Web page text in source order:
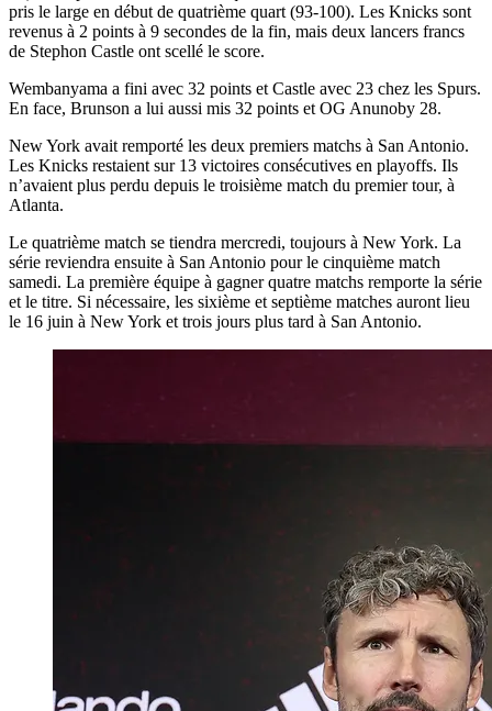
pris le large en début de quatrième quart (93-100). Les Knicks sont
revenus à 2 points à 9 secondes de la fin, mais deux lancers francs
de Stephon Castle ont scellé le score.
Wembanyama a fini avec 32 points et Castle avec 23 chez les Spurs.
En face, Brunson a lui aussi mis 32 points et OG Anunoby 28.
New York avait remporté les deux premiers matchs à San Antonio.
Les Knicks restaient sur 13 victoires consécutives en playoffs. Ils
n’avaient plus perdu depuis le troisième match du premier tour, à
Atlanta.
Le quatrième match se tiendra mercredi, toujours à New York. La
série reviendra ensuite à San Antonio pour le cinquième match
samedi. La première équipe à gagner quatre matchs remporte la série
et le titre. Si nécessaire, les sixième et septième matches auront lieu
le 16 juin à New York et trois jours plus tard à San Antonio.